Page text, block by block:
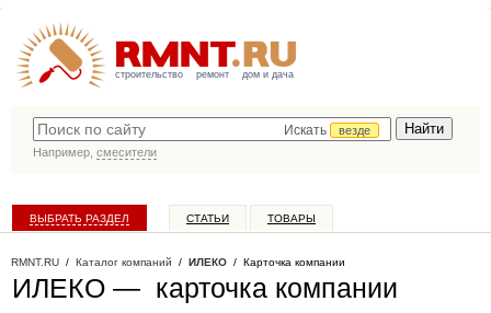
строительство ремонт дом и дача
Искать
везде
Например, смесители
ВЫБРАТЬ РАЗДЕЛ СТАТЬИ ТОВАРЫ
RMNT.RU / Каталог компаний / ИЛЕКО / Карточка компании
ИЛЕКО — карточка компании